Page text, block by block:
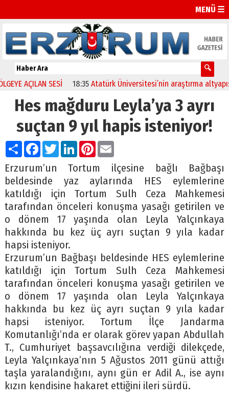
MENÜ ☰
AÇILAN SESİ 18:35 Atatürk Üniversitesi’nin araştırma
Hes mağduru Leyla’ya 3 ayrı
suçtan 9 yıl hapis isteniyor!
PaylaşFacebook
TwitterLinkedIn
Pinterest
Email
Erzurum’un Tortum ilçesine bağlı Bağbaşı
beldesinde yaz aylarında HES eylemlerine
katıldığı için Tortum Sulh Ceza Mahkemesi
tarafından önceleri konuşma yasağı getirilen ve
o dönem 17 yaşında olan Leyla Yalçınkaya
hakkında bu kez üç ayrı suçtan 9 yıla kadar
hapsi isteniyor.
Erzurum’un Bağbaşı beldesinde HES eylemlerine
katıldığı için Tortum Sulh Ceza Mahkemesi
tarafından önceleri konuşma yasağı getirilen ve
o dönem 17 yaşında olan Leyla Yalçınkaya
hakkında bu kez üç ayrı suçtan 9 yıla kadar
hapsi isteniyor. Tortum İlçe Jandarma
Komutanlığı’nda er olarak görev yapan Abdullah
T., Cumhuriyet başsavcılığına verdiği dilekçede,
Leyla Yalçınkaya’nın 5 Ağustos 2011 günü attığı
taşla yaralandığını, aynı gün er Adil A., ise aynı
kızın kendisine hakaret ettiğini ileri sürdü.